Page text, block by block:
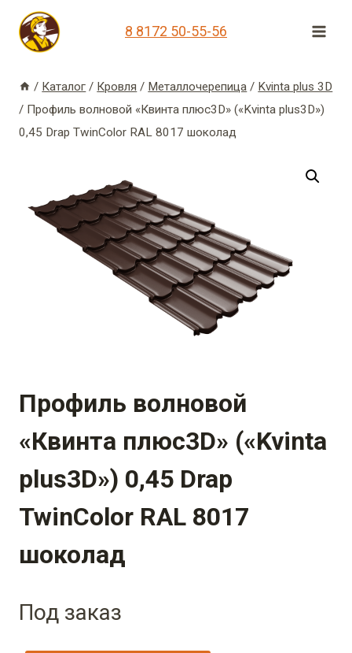
Перейти
8 8172 50-55-56
/ Каталог / Кровля / Металлочерепица / Kvinta plus 3D
/ Профиль волновой «Квинта плюс3D» («Kvinta plus3D»)
0,45 Drap TwinColor RAL 8017 шоколад
Профиль волновой
«Квинта плюс3D» («Kvinta
plus3D») 0,45 Drap
TwinColor RAL 8017
шоколад
Под заказ